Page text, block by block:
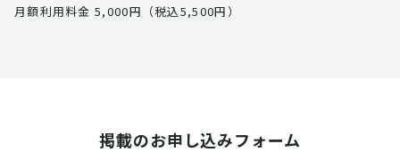
月額利用料金 5,000円（税込5,500円）
掲載のお申し込みフォーム